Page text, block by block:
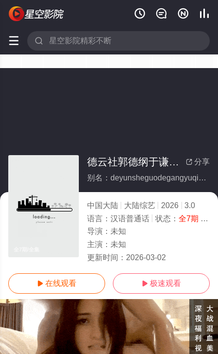
   
 
 分享
德云社郭德纲于谦相声专场杭州站 2026(全集)
别名：deyunsheguodegangyuqianxiangshengzhuanchanghangzhouzhan2026
中国大陆 大陆综艺 2026
3.0
语言： 汉语普通话 状态： 全7期
导演： 未知
主演： 未知
更新时间： 2026-03-02
 在线观看  极速观看